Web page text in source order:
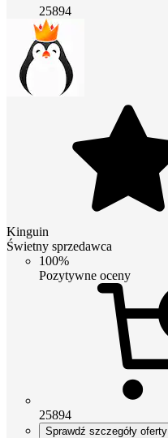
25894
Kinguin
Świetny sprzedawca
100%
Pozytywne oceny
25894
Sprawdź szczegóły oferty